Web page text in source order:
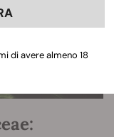
di avere almeno 18